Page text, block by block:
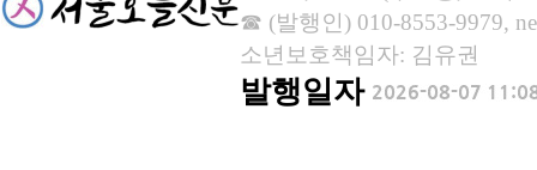
☎ (발행인) 010-8553-9979,
소년보호책임자: 김유권
발행일자